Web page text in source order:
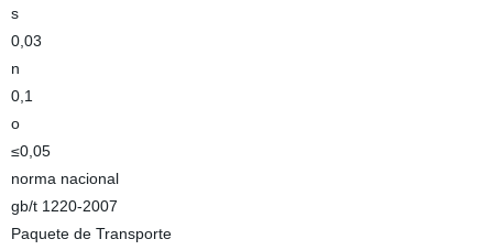
s
0,03
n
0,1
o
≤0,05
norma nacional
gb/t 1220-2007
Paquete de Transporte